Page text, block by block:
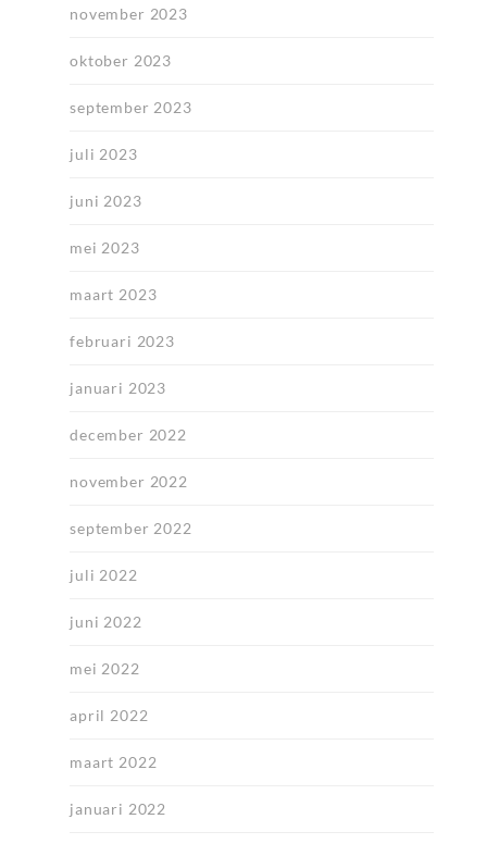
november 2023
oktober 2023
september 2023
juli 2023
juni 2023
mei 2023
maart 2023
februari 2023
januari 2023
december 2022
november 2022
september 2022
juli 2022
juni 2022
mei 2022
april 2022
maart 2022
januari 2022